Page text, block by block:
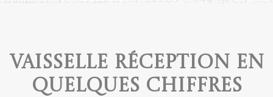
Vaisselle réception en
quelques chiffres